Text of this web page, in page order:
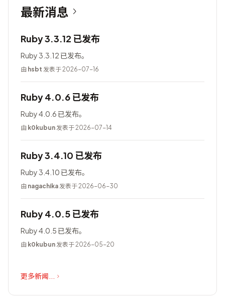
最新消息
Ruby 3.3.12 已发布
Ruby 3.3.12 已发布。
由 hsbt 发表于 2026-07-16
Ruby 4.0.6 已发布
Ruby 4.0.6 已发布。
由 k0kubun发表于 2026-07-14
Ruby 3.4.10 已发布
Ruby 3.4.10 已发布。
由 nagachika发表于 2026-06-30
Ruby 4.0.5 已发布
Ruby 4.0.5 已发布。
由 k0kubun发表于 2026-05-20
更多新闻...